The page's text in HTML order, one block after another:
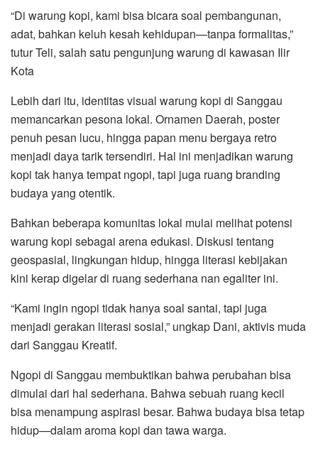
“Di warung kopi, kami bisa bicara soal pembangunan,
adat, bahkan keluh kesah kehidupan—tanpa formalitas,”
tutur Teli, salah satu pengunjung warung di kawasan Ilir
Kota
Lebih dari itu, identitas visual warung kopi di Sanggau
memancarkan pesona lokal. Ornamen Daerah, poster
penuh pesan lucu, hingga papan menu bergaya retro
menjadi daya tarik tersendiri. Hal ini menjadikan warung
kopi tak hanya tempat ngopi, tapi juga ruang branding
budaya yang otentik.
Bahkan beberapa komunitas lokal mulai melihat potensi
warung kopi sebagai arena edukasi. Diskusi tentang
geospasial, lingkungan hidup, hingga literasi kebijakan
kini kerap digelar di ruang sederhana nan egaliter ini.
“Kami ingin ngopi tidak hanya soal santai, tapi juga
menjadi gerakan literasi sosial,” ungkap Dani, aktivis muda
dari Sanggau Kreatif.
Ngopi di Sanggau membuktikan bahwa perubahan bisa
dimulai dari hal sederhana. Bahwa sebuah ruang kecil
bisa menampung aspirasi besar. Bahwa budaya bisa tetap
hidup—dalam aroma kopi dan tawa warga.